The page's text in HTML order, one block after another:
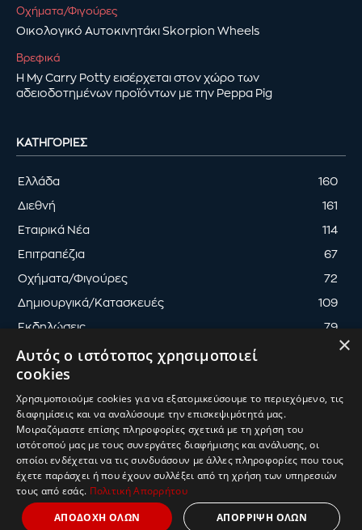
Οχήματα/Φιγούρες
Οικολογικό Αυτοκινητάκι Skorpion Wheels
Βρεφικά
Η My Carry Potty εισέρχεται στον χώρο των
αδειοδοτημένων προϊόντων με την Peppa Pig
ΚΑΤΗΓΟΡΊΕΣ
Ελλάδα 160
Διεθνή 161
Εταιρικά Νέα 114
Επιτραπέζια 67
Οχήματα/Φιγούρες 72
Δημιουργικά/Κατασκευές 109
Εκδηλώσεις 79
ΟΡΟΙ ΧΡΗΣΗΣ ΠΟΛΙΤΙΚΗ ΑΠΟΡΡΗΤΟΥ
ΔΙΑΧΕΙΡΙΣΗ ΑΠΟΡΡΗΤΟΥ
© 2025 ToyMaster | Κατασκευή & Ανάπτυξη
×
Αυτός ο ιστότοπος χρησιμοποιεί
cookies
Χρησιμοποιούμε cookies για να εξατομικεύσουμε το περιεχόμενο, τις
διαφημίσεις και να αναλύσουμε την επισκεψιμότητά μας.
Μοιραζόμαστε επίσης πληροφορίες σχετικά με τη χρήση του
ιστότοπού μας με τους συνεργάτες διαφήμισης και ανάλυσης, οι
οποίοι ενδέχεται να τις συνδυάσουν με άλλες πληροφορίες που τους
έχετε παράσχει ή που έχουν συλλέξει από τη χρήση των υπηρεσιών
τους από εσάς. Πολιτική Απορρήτου
ΑΠΟΔΟΧΗ ΟΛΩΝ
ΑΠΟΡΡΙΨΗ ΟΛΩΝ